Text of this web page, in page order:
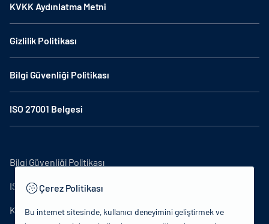
KVKK Aydınlatma Metni
Gizlilik Politikası
Bilgi Güvenliği Politikası
ISO 27001 Belgesi
Bilgi Güvenliği Politikası
ISO27001
KVKK Aydınlatma Metni
Çerez Politikası
Bu internet sitesinde, kullanıcı deneyimini geliştirmek ve